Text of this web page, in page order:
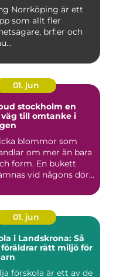
Norrköping är ett
som allt fler
brf:er och
01. jun
stockholm en
till omtanke i
blommor som
om mer än bara
form. En bukett
vid någons dör...
01. jun
i Landskrona: Så
rätt miljö för
förskola är ett av de